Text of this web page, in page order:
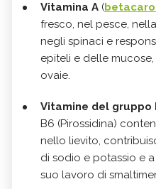
Vitamina A (
fresco, nel pesce,
negli spinaci e
epiteli e delle
ovaie.
Vitamine del gruppo
B6 (Pirossidina)
nello lievito,
di sodio e potassio e
suo lavoro di